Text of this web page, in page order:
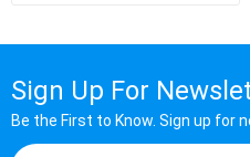
Sign Up For
Be the First to Know. Sign up for